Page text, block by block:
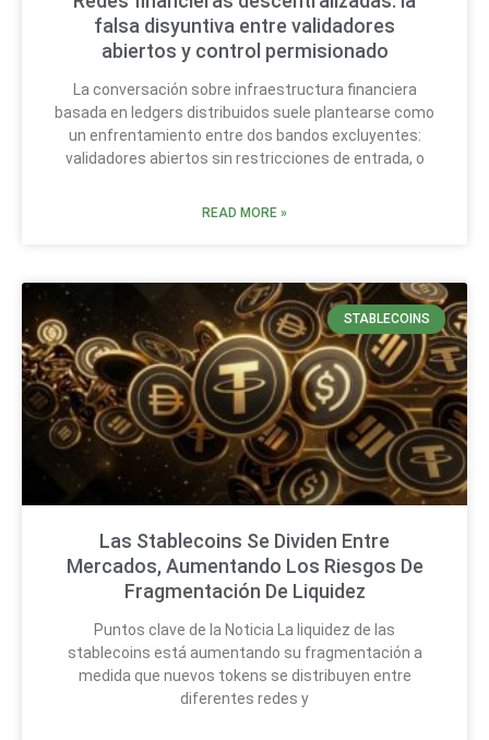
falsa disyuntiva entre validadores
abiertos y control permisionado
La conversación sobre infraestructura financiera
basada en ledgers distribuidos suele plantearse como
un enfrentamiento entre dos bandos excluyentes:
validadores abiertos sin restricciones de entrada, o
READ MORE »
STABLECOINS
Las Stablecoins Se Dividen Entre
Mercados, Aumentando Los Riesgos De
Fragmentación De Liquidez
Puntos clave de la Noticia La liquidez de las
stablecoins está aumentando su fragmentación a
medida que nuevos tokens se distribuyen entre
diferentes redes y